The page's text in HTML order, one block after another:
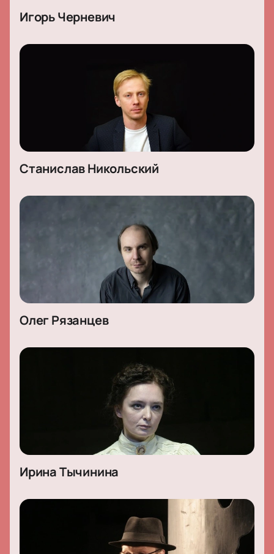
Игорь Черневич
Станислав Никольский
Олег Рязанцев
Ирина Тычинина